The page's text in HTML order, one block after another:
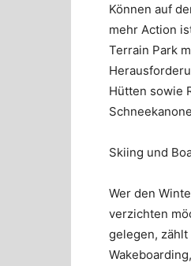
Können auf
mehr Action
Terrain Park
Hütten sowie
Skiing und
Wer den
verzichten
gelegen,